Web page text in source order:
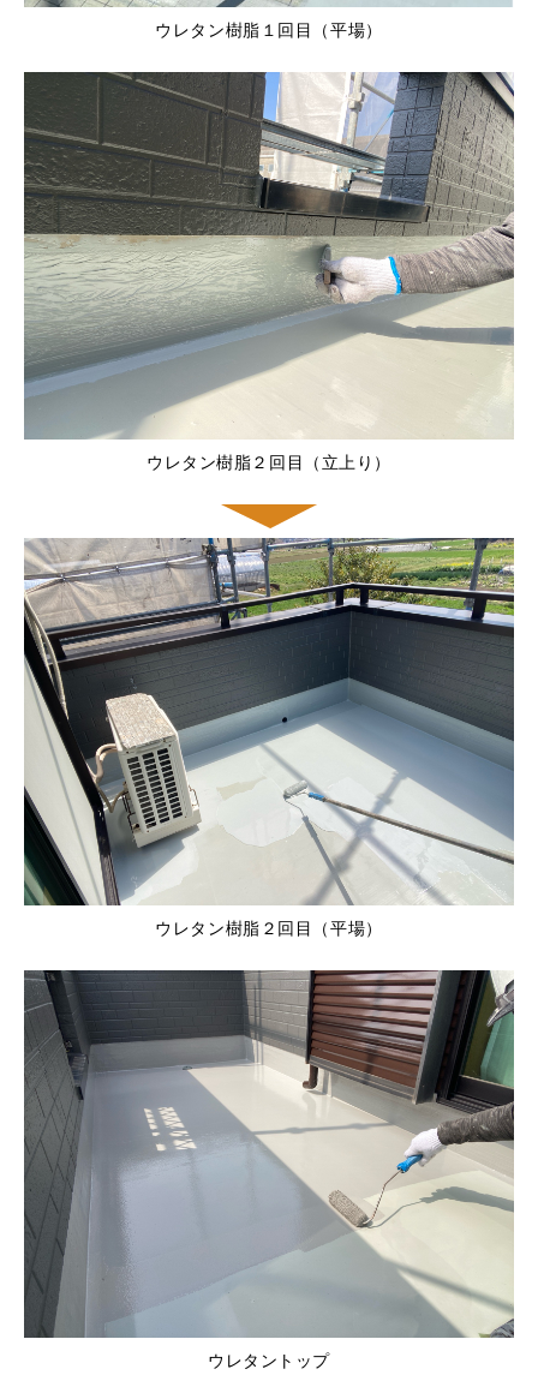
ウレタン樹脂１回目（平場）
ウレタン樹脂２回目（立上り）
ウレタン樹脂２回目（平場）
ウレタントップ